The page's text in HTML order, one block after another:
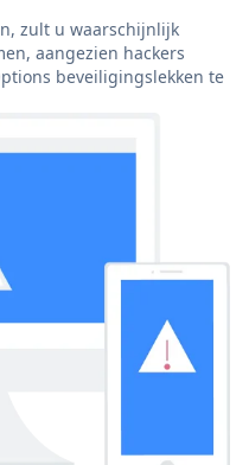
zult u waarschijnlijk
aangezien hackers
beveiligingslekken te